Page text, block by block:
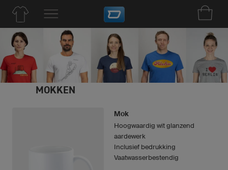
MOKKEN
Mok
Hoogwaardig wit glanzend
aardewerk
Inclusief bedrukking
Vaatwasserbestendig